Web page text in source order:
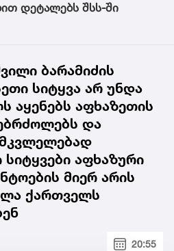
დეტალებს შსს-ში
ბარამიძის
სიტყვა არ უნდა
აყენებს აფხაზეთის
და
სიტყვები აფხაზური
მიერ არის
ქართველს
20:55